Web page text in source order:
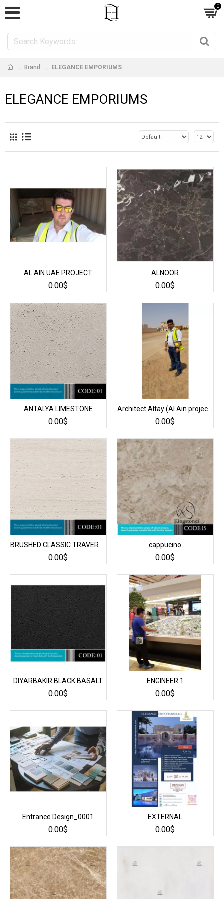
0
Brand ELEGANCE EMPORIUMS
ELEGANCE EMPORIUMS
AL AIN UAE PROJECT
0.00$
ALNOOR
0.00$
ANTALYA LIMESTONE
0.00$
Architect Altay (Al Ain project in UAE)
0.00$
0.00$
cappucino
0.00$
DIYARBAKIR BLACK BASALT
0.00$
ENGINEER 1
0.00$
Entrance Design_0001
0.00$
EXTERNAL
0.00$